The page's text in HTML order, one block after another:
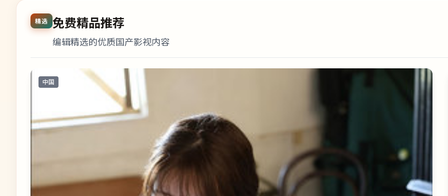
精选 免费精品推荐
编辑精选的优质国产影视内容
中国